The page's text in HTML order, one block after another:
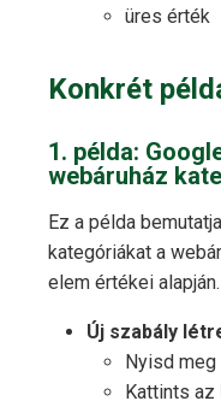
üres érték
Konkrét
1. példa:
webáruház
Ez a példa
kategóriákat a
elem értékei alapján.
Új szabály
Nyisd meg
Kattints az